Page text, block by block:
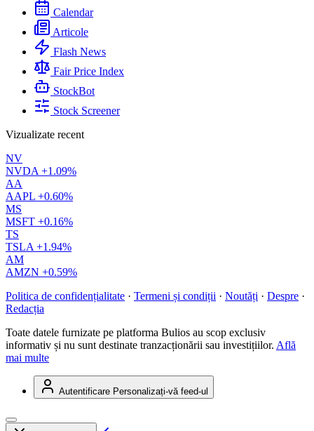
Calendar
Articole
Flash News
Fair Price Index
StockBot
Stock Screener
Vizualizate recent
NV
NVDA +1.09%
AA
AAPL +0.60%
MS
MSFT +0.16%
TS
TSLA +1.94%
AM
AMZN +0.59%
Politica de confidențialitate · Termeni și condiții · Noutăți · Despre ·
Redacția
Toate datele furnizate pe platforma Bulios au scop exclusiv
informativ și nu sunt destinate tranzacționării sau investițiilor. Află
mai multe
Autentificare Personalizați-vă feed-ul